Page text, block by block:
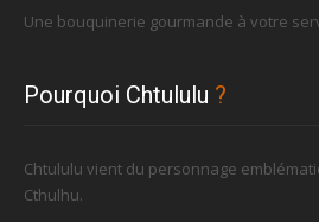
Une bouquinerie gourmande à votre
Pourquoi Chtululu ?
Chtululu vient du personnage
Cthulhu.